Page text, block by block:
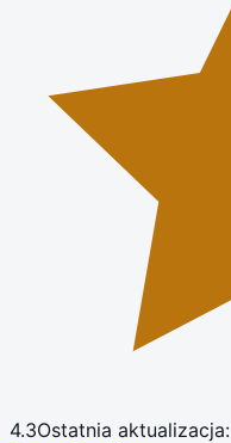
4.3Ostatnia aktualizacja: